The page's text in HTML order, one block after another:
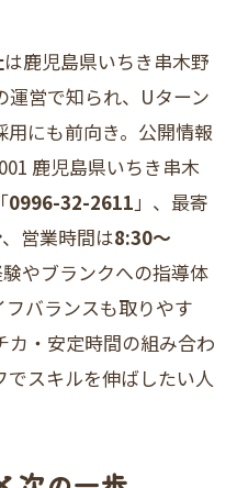
は鹿児島県いちき串木野
運営で知られ、Uターン
にも前向き。公開情報
鹿児島県いちき串木
0996-32-2611 」、最寄
、営業時間は8:30～
やブランクへの指導体
バランスも取りやす
カ・安定時間の組み合わ
スキルを伸ばしたい人